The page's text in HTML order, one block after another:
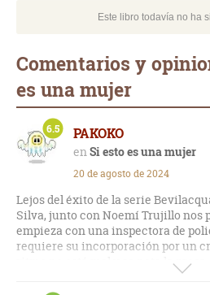
Este libro todavía no ha
Comentarios y
es una mujer
PAKOKO
Si esto es una mujer
6.5
20 de agosto de 2024
Lejos del éxito de la serie
Silva, junto con Noemí Trujillo nos
empieza con una inspectora de
requiere su incorporación por un
ritmo no está mal y se nota la prosa
llega al nivel de su famosa saga.